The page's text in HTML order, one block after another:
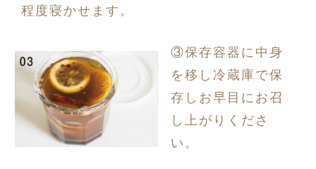
程度寝かせます。
③保存容器に中身
を移し冷蔵庫で保
存しお早目にお召
し上がりくださ
い。